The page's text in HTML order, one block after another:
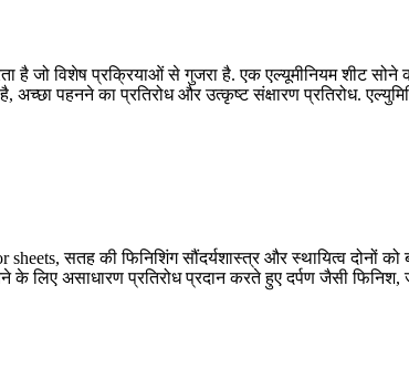
है जो विशेष प्रक्रियाओं से गुजरा है. एक एल्यूमीनियम शीट
पहनने का प्रतिरोध और उत्कृष्ट संक्षारण प्रतिरोध.
sheets, सतह की फिनिशिंग सौंदर्यशास्त्र और स्थायित्व दोनों को
के लिए असाधारण प्रतिरोध प्रदान करते हुए दर्पण जैसी